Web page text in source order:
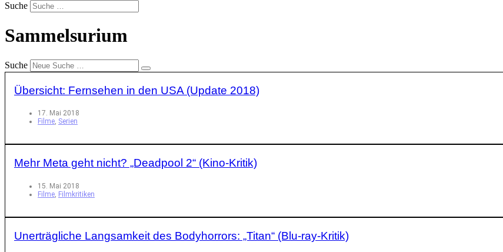
Suche
Sammelsurium
Suche
Übersicht: Fernsehen in den USA (Update 2018)
17. Mai 2018
Filme, Serien
Mehr Meta geht nicht? „Deadpool 2“ (Kino-Kritik)
15. Mai 2018
Filme Filmkritiken
Unerträgliche Langsamkeit des Bodyhorrors: „Titan“ (Blu-ray-Kritik)